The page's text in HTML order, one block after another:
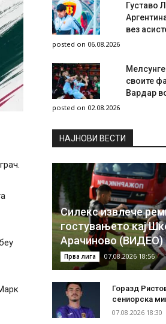
Густаво
вез
posted on 06.08.2026
своите
Вардар
posted on 02.08.2026
НAЈНОВИ ВЕСТИ
Силекс извлече
гостувањето кај
Арачиново (ВИДЕО)
Прва лига 07.08.2026 18:56
Горазд
сениорска
07.08.2026 18:30